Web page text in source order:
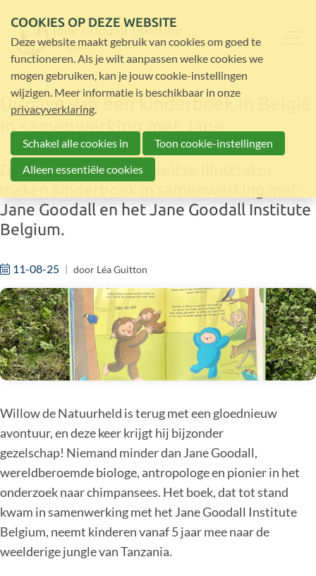
Uitgave van een kinderboek in België
in samenwerking met Jane
Deinse auteur en Hasseltse illustrator
Jane Goodall en het Jane Goodall Institute
Belgium.
11-08-25 door Léa Guitton
Willow de Natuurheld is terug met een gloednieuw
avontuur, en deze keer krijgt hij bijzonder
gezelschap! Niemand minder dan Jane Goodall,
wereldberoemde biologe, antropologe en pionier in het
onderzoek naar chimpansees. Het boek, dat tot stand
kwam in samenwerking met het Jane Goodall Institute
Belgium, neemt kinderen vanaf 5 jaar mee naar de
weelderige jungle van Tanzania.
COOKIES OP DEZE WEBSITE
Deze website maakt gebruik van cookies om goed te
functioneren. Als je wilt aanpassen welke cookies we
mogen gebruiken, kan je jouw cookie-instellingen
wijzigen. Meer informatie is beschikbaar in onze
privacyverklaring.
Schakel alle cookies in
Toon cookie-instellingen
Alleen essentiële cookies